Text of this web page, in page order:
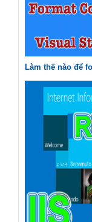
Làm thế nào để